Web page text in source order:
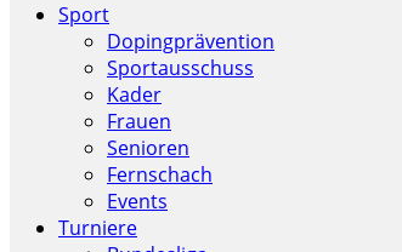
Sport
Dopingprävention
Sportausschuss
Kader
Frauen
Senioren
Fernschach
Events
Turniere